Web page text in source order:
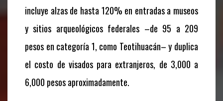
incluye alzas de hasta 120% en entradas a museos
y sitios arqueológicos federales –de 95 a 209
pesos en categoría 1, como Teotihuacán– y duplica
el costo de visados para extranjeros, de 3,000 a
6,000 pesos aproximadamente.